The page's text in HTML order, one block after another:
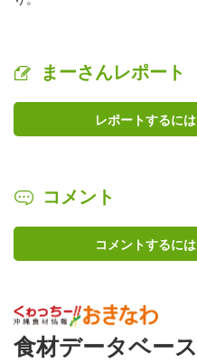
まーさんレポート
レポートするに
コメント
コメントするに
食材データベース